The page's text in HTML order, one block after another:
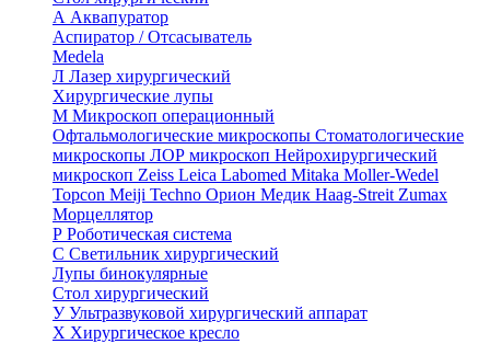
А Аквапуратор
Аспиратор / Отсасыватель
Medela
Л Лазер хирургический
Хирургические лупы
М Микроскоп операционный
Офтальмологические микроскопы Стоматологические
микроскопы ЛОР микроскоп Нейрохирургический
микроскоп Zeiss Leica Labomed Mitaka Moller-Wedel
Topcon Meiji Techno Орион Медик Haag-Streit Zumax
Морцеллятор
Р Роботическая система
С Светильник хирургический
Лупы бинокулярные
Стол хирургический
УУльтразвуковой хирургический аппарат
Х Хирургическое кресло